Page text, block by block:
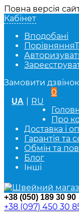
Повна версія
Кабінет
Вподобані
Порівняння
Замовити дзвінок
UA RU
0
Про
Доставка і
Гарантія та
Обмін та
Блог
Інші
+38 (050) 189 30 90
+38 (097) 450 30